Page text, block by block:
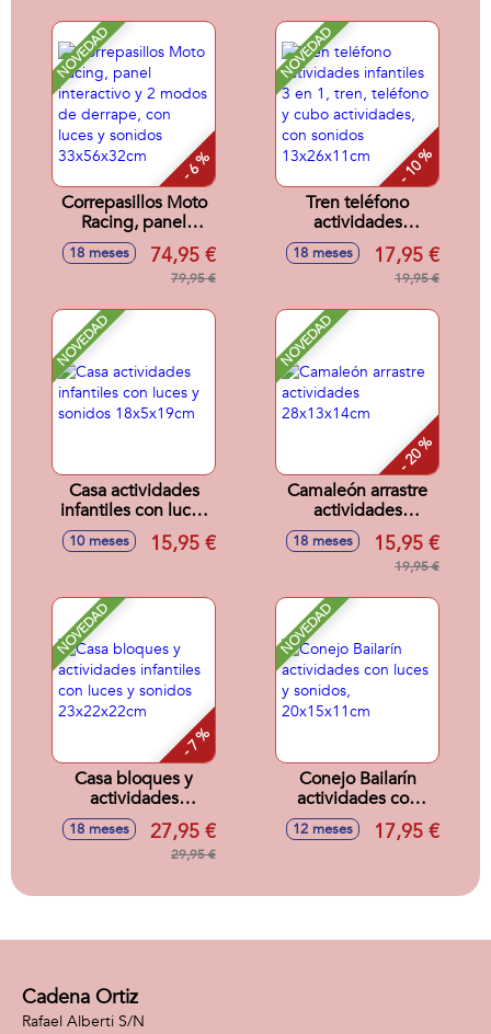
NOVEDAD
- 6 %
Correpasillos Moto
Racing, panel
interactivo y 2
modos de derrape,
con luces y sonidos
18 meses 74,95 €
79,95 €
NOVEDAD
- 10 %
Tren teléfono
actividades
infantiles 3 en 1,
tren, teléfono y
cubo actividades,
13x26x11cm
18 meses 17,95 €
19,95 €
NOVEDAD
Casa actividades
infantiles con luces
y sonidos
18x5x19cm
10 meses 15,95 €
NOVEDAD
- 20 %
Camaleón arrastre
actividades
28x13x14cm
18 meses 15,95 €
19,95 €
NOVEDAD
- 7 %
Casa bloques y
actividades
infantiles con luces
y sonidos
23x22x22cm
18 meses 27,95 €
29,95 €
NOVEDAD
Conejo Bailarín
actividades con
luces y sonidos,
20x15x11cm
12 meses 17,95 €
Cadena Ortiz
Rafael Alberti S/N